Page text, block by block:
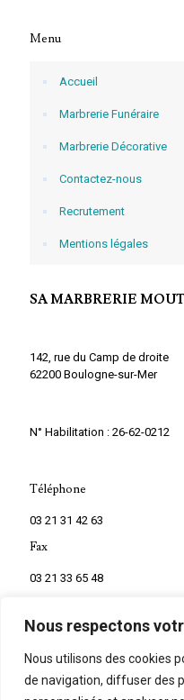
Nous respectons
Nous utilisons des cookies
de navigation, diffuser des
Menu
Accueil
Marbrerie Funéraire
Marbrerie Décorative
Contactez-nous
Recrutement
Mentions légales
SA MARBRERIE
142, rue du Camp de droite
62200 Boulogne-sur-Mer
N° Habilitation : 26-62-0212
Téléphone
03 21 31 42 63
Fax
03 21 33 65 48